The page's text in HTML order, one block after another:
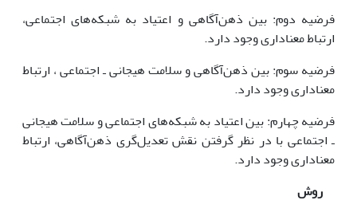
فرضیه دوم: بین ذهن‌آگاهی و اعتیاد به شبکه‌های اجتماعی،
ارتباط معناداری وجود دارد.
فرضیه سوم: بین ذهن‌آگاهی و سلامت هیجانی ـ اجتماعی ، ارتباط
معناداری وجود دارد.
فرضیه چهارم: بین اعتیاد به شبکه‌های اجتماعی و سلامت هیجانی
ـ اجتماعی با در نظر گرفتن نقش تعدیل‌گری ذهن‌آگاهی، ارتباط
معناداری وجود دارد.
روش